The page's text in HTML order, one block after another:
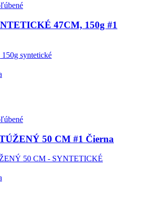
47CM, 150g #1
syntetické
50 CM #1 Čierna
50 CM - SYNTETICKÉ